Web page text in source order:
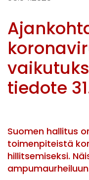
tiedote
Suomen hallitus
toimenpiteistä
hillitsemiseksi.